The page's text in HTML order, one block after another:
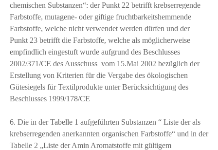
chemischen Substanzen“: der Punkt 22 betrifft krebserregende
Farbstoffe, mutagene- oder giftige fruchtbarkeitshemmende
Farbstoffe, welche nicht verwendet werden dürfen und der
Punkt 23 betrifft die Farbstoffe, welche als möglicherweise
empfindlich eingestuft wurde aufgrund des Beschlusses
2002/371/CE des Ausschuss vom 15.Mai 2002 bezüglich der
Erstellung von Kriterien für die Vergabe des ökologischen
Gütesiegels für Textilprodukte unter Berücksichtigung des
Beschlusses 1999/178/CE
6. Die in der Tabelle 1 aufgeführten Substanzen “ Liste der als
krebserregenden anerkannten organischen Farbstoffe“ und in der
Tabelle 2 „Liste der Amin Aromatstoffe mit gültigem